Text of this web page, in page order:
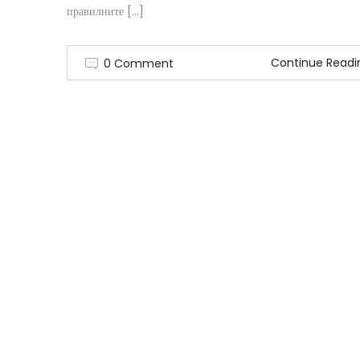
правилните […]
0 Comment Continue